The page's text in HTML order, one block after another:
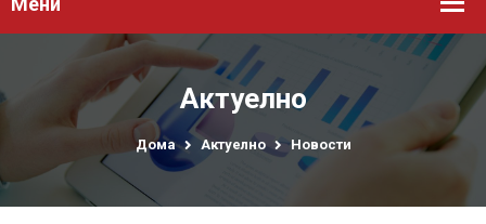
Актуелно
Дома Актуелно Новости